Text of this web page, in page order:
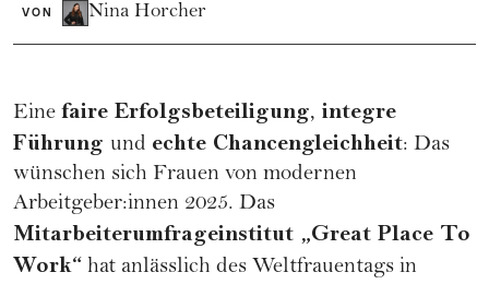
VON Nina Horcher
Eine faire Erfolgsbeteiligung, integre
Führung und echte Chancengleichheit: Das
wünschen sich Frauen von modernen
Arbeitgeber:innen 2025. Das
Mitarbeiterumfrageinstitut „Great Place To
Work“ hat anlässlich des Weltfrauentags in